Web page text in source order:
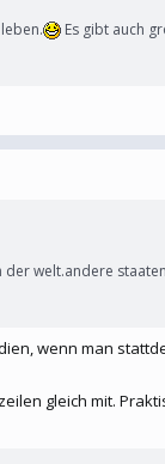
Es gibt auch
welt.andere
wenn man
gleich mit.